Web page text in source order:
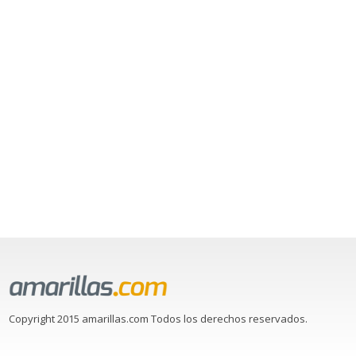
Copyright 2015 amarillas.com Todos los derechos reservados.